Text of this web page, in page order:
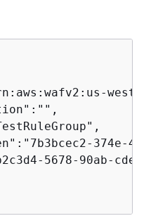
west-
374e-
5678-90ab-cdef-